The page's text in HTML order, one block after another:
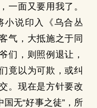
面又要用我了。
小说印入《乌合丛
气，大抵施之于同
们，则照例退让，
竟以为可欺，或纠
。现在是方针要改
无“好事之徒”，所